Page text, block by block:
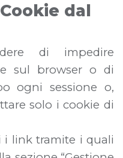
dal
di impedire
sul browser o di
ogni sessione o,
solo i cookie di
i link tramite i quali